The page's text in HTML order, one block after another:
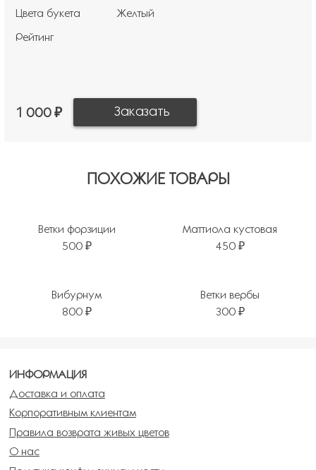
Цвета букета
Желтый
Рейтинг
1 000 ₽
ПОХОЖИЕ ТОВАРЫ
Ветки форзиции
500 ₽
Маттиола кустовая
450 ₽
Вибурнум
800 ₽
Ветки вербы
300 ₽
ИНФОРМАЦИЯ
Доставка и оплата
Корпоративным клиентам
Правила возврата живых цветов
О нас